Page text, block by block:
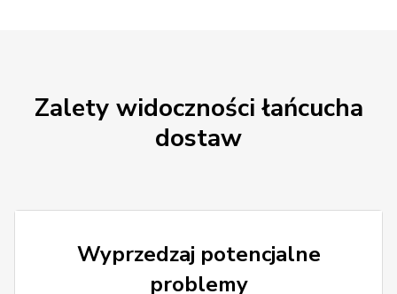
Zalety widoczności łańcucha
dostaw
Wyprzedzaj potencjalne
problemy